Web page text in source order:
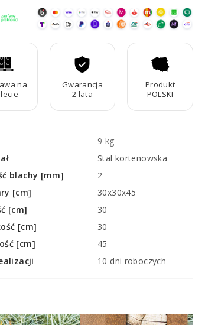
na
Gwarancja
2 lata
Produkt
POLSKI
9 kg
Stal kortenowska
blachy [mm]
2
[cm]
30x30x45
[cm]
30
[cm]
30
[cm]
45
10 dni roboczych